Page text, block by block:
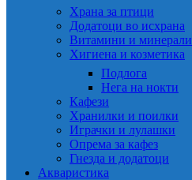
Храна за птици
Додатоци во исхрана
Витамини и минерали
Хигиена и козметика
Подлога
Нега на нокти
Кафези
Хранилки и поилки
Играчки и лулашки
Опрема за кафез
Гнезда и додатоци
Акваристика